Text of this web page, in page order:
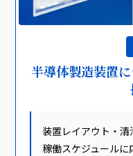
半導体製造装置
装置レイアウト・
稼働スケジュール